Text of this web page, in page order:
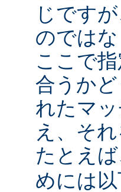
じです
のでは
ここで
合うか
れたマ
え、そ
たとえば
めには